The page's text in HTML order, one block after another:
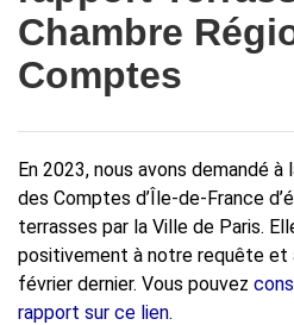
Chambre
Comptes
En 2023, nous avons demandé à
des Comptes d’Île-de-France
terrasses par la Ville de Paris.
positivement à notre requête et
février dernier. Vous pouvez
rapport sur ce lien.